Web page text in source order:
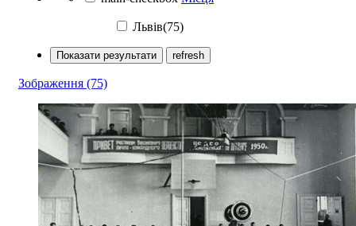
Львів(75)
Показати результати refresh
Зображення (75)